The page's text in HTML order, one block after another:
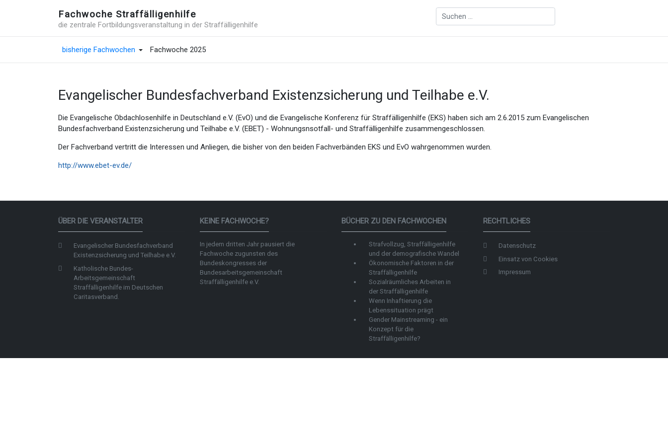
Fachwoche Straffälligenhilfe
die zentrale Fortbildungsveranstaltung in der Straffälligenhilfe
bisherige Fachwochen Fachwoche 2025
Evangelischer Bundesfachverband Existenzsicherung und Teilhabe e.V.
Die Evangelische Obdachlosenhilfe in Deutschland e.V. (EvO) und die Evangelische Konferenz für Straffälligenhilfe (EKS) haben sich am 2.6.2015 zum Evangelischen
Bundesfachverband Existenzsicherung und Teilhabe e.V. (EBET) - Wohnungsnsotfall- und Straffälligenhilfe zusammengeschlossen.
Der Fachverband vertritt die Interessen und Anliegen, die bisher von den beiden Fachverbänden EKS und EvO wahrgenommen wurden.
http://www.ebet-ev.de/
ÜBER DIE VERANSTALTER
Evangelischer Bundesfachverband
Existenzsicherung und Teilhabe e.V.
Katholische Bundes-
Arbeitsgemeinschaft
Straffälligenhilfe im Deutschen
Caritasverband.
KEINE FACHWOCHE?
In jedem dritten Jahr pausiert die
Fachwoche zugunsten des
Bundeskongresses der
Bundesarbeitsgemeinschaft
Straffälligenhilfe e.V.
BÜCHER ZU DEN FACHWOCHEN
Strafvollzug, Straffälligenhilfe
und der demografische Wandel
Ökonomische Faktoren in der
Straffälligenhilfe
Sozialräumliches Arbeiten in
der Straffälligenhilfe
Wenn Inhaftierung die
Lebenssituation prägt
Gender Mainstreaming - ein
Konzept für die
Straffälligenhilfe?
RECHTLICHES
Datenschutz
Einsatz von Cookies
Impressum